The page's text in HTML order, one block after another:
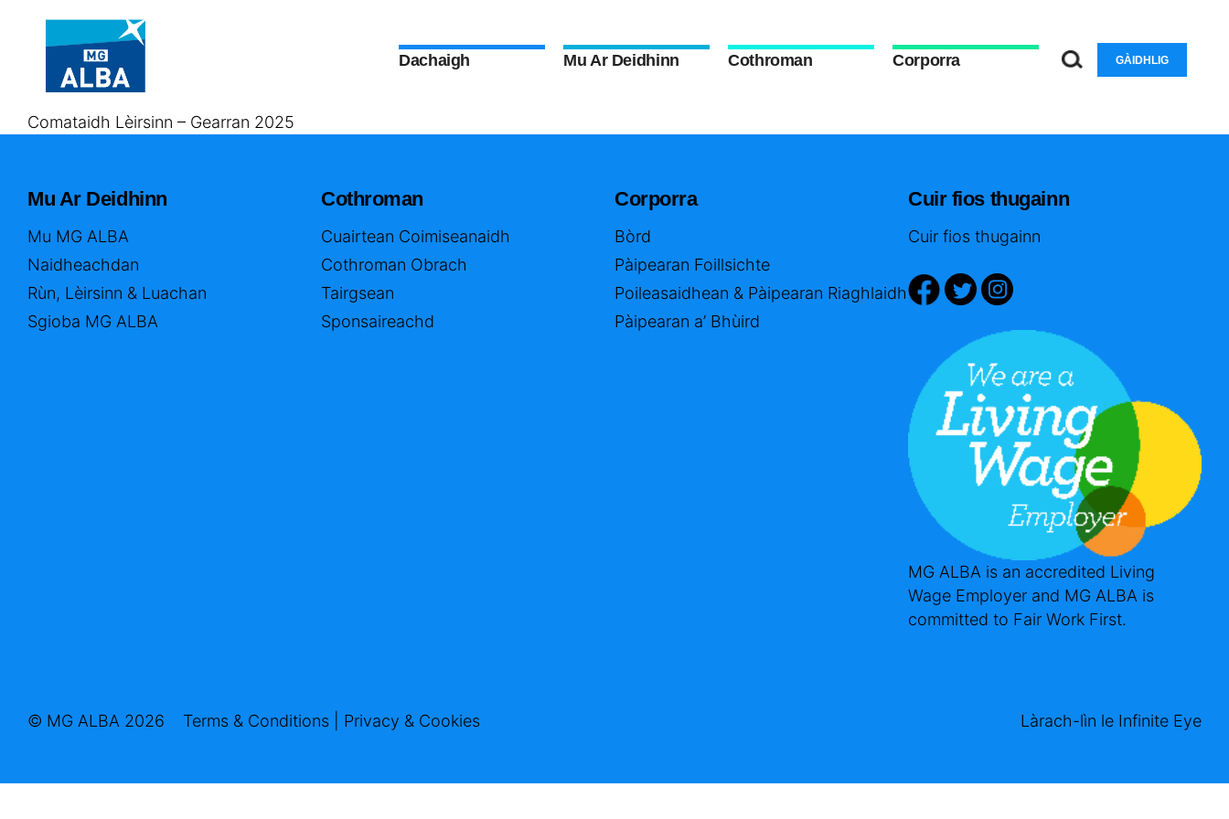
Dachaigh Mu Ar Deidhinn Cothroman Corporra GÀIDHLIG
Comataidh Lèirsinn – Gearran 2025
Mu Ar Deidhinn
Mu MG ALBA
Naidheachdan
Rùn, Lèirsinn & Luachan
Sgioba MG ALBA
Cothroman
Cuairtean Coimiseanaidh
Cothroman Obrach
Tairgsean
Sponsaireachd
Corporra
Bòrd
Pàipearan Foillsichte
Poileasaidhean & Pàipearan Riaghlaidh
Pàipearan a’ Bhùird
Cuir fios thugainn
Cuir fios thugainn
MG ALBA is an accredited Living
Wage Employer and MG ALBA is
committed to Fair Work First.
© MG ALBA 2026 Terms & Conditions Privacy & Cookies Làrach-lìn le Infinite Eye